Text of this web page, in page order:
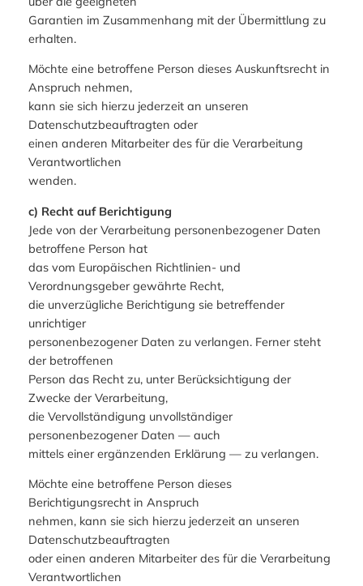
Garantien im Zusammenhang mit der Übermittlung zu
erhalten.
Möchte eine betroffene Person dieses Auskunftsrecht in
Anspruch nehmen,
kann sie sich hierzu jederzeit an unseren
Datenschutzbeauftragten oder
einen anderen Mitarbeiter des für die Verarbeitung
Verantwortlichen
wenden.
c) Recht auf Berichtigung
Jede von der Verarbeitung personenbezogener Daten
betroffene Person hat
das vom Europäischen Richtlinien- und
Verordnungsgeber gewährte Recht,
die unverzügliche Berichtigung sie betreffender
unrichtiger
personenbezogener Daten zu verlangen. Ferner steht
der betroffenen
Person das Recht zu, unter Berücksichtigung der
Zwecke der Verarbeitung,
die Vervollständigung unvollständiger
personenbezogener Daten — auch
mittels einer ergänzenden Erklärung — zu verlangen.
Möchte eine betroffene Person dieses
Berichtigungsrecht in Anspruch
nehmen, kann sie sich hierzu jederzeit an unseren
Datenschutzbeauftragten
oder einen anderen Mitarbeiter des für die Verarbeitung
Verantwortlichen